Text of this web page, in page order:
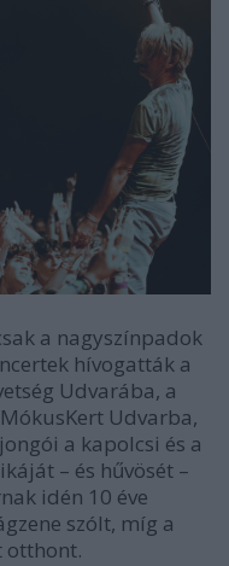
a nagyszínpadok
hívogatták a
Udvarába, a
Udvarba,
a kapolcsi és a
– és hűvösét –
idén 10 éve
szólt, míg a
otthont.